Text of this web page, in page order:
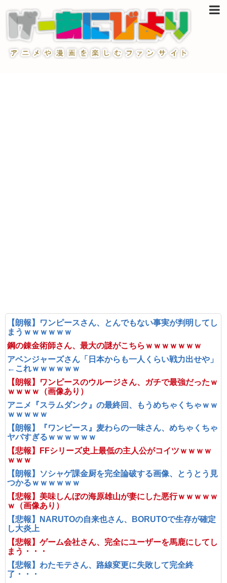
【朗報】ワンピースさん、とんでもない事実が判明してし
まうｗｗｗｗｗｗ
鋼の錬金術師さん、最大の謎がこちらｗｗｗｗｗｗｗ
アベンジャーズさん「日本からも一人くらい戦力出せや」
←これｗｗｗｗｗｗ
【朗報】ワンピースのウルージさん、ガチで最強だったｗ
ｗｗｗｗ（画像あり）
アニメ『スラムダンク』の最終回、もうめちゃくちゃｗｗ
ｗｗｗｗｗ
【朗報】『ワンピース』麦わらの一味さん、めちゃくちゃ
ヤバすぎるｗｗｗｗｗｗ
【悲報】FFシリーズ史上最低の主人公がコイツｗｗｗｗ
ｗｗｗ
【朗報】ソシャゲ課金厨を完全論破する画像、とうとう見
つかるｗｗｗｗｗｗ
【悲報】美味しんぼの海原雄山が妻にした悪行ｗｗｗｗｗ
ｗ（画像あり）
【悲報】NARUTOの自来也さん、BORUTOで生存が確定
し大炎上
【悲報】ゲーム会社さん、完全にユーザーを馬鹿にしてし
まう・・・
【悲報】わたモテさん、路線変更に失敗して完全終
了・・・